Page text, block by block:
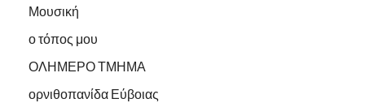
Μουσική
ο τόπος μου
ΟΛΗΜΕΡΟ ΤΜΗΜΑ
ορνιθοπανίδα Εύβοιας